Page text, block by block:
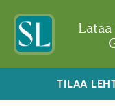
TILAA